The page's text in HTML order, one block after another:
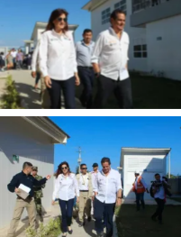
Sin leyenda
Sin leyenda